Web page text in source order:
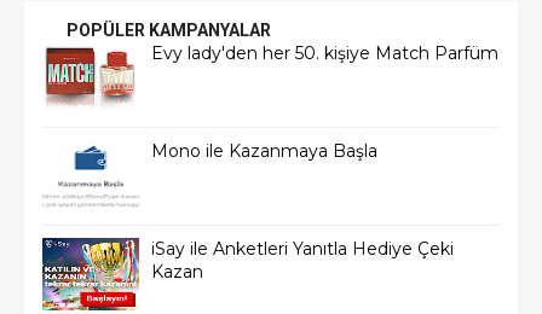
POPÜLER KAMPANYALAR
Evy lady'den her 50. kişiye Match Parfüm
Mono ile Kazanmaya Başla
iSay ile Anketleri Yanıtla Hediye Çeki
Kazan